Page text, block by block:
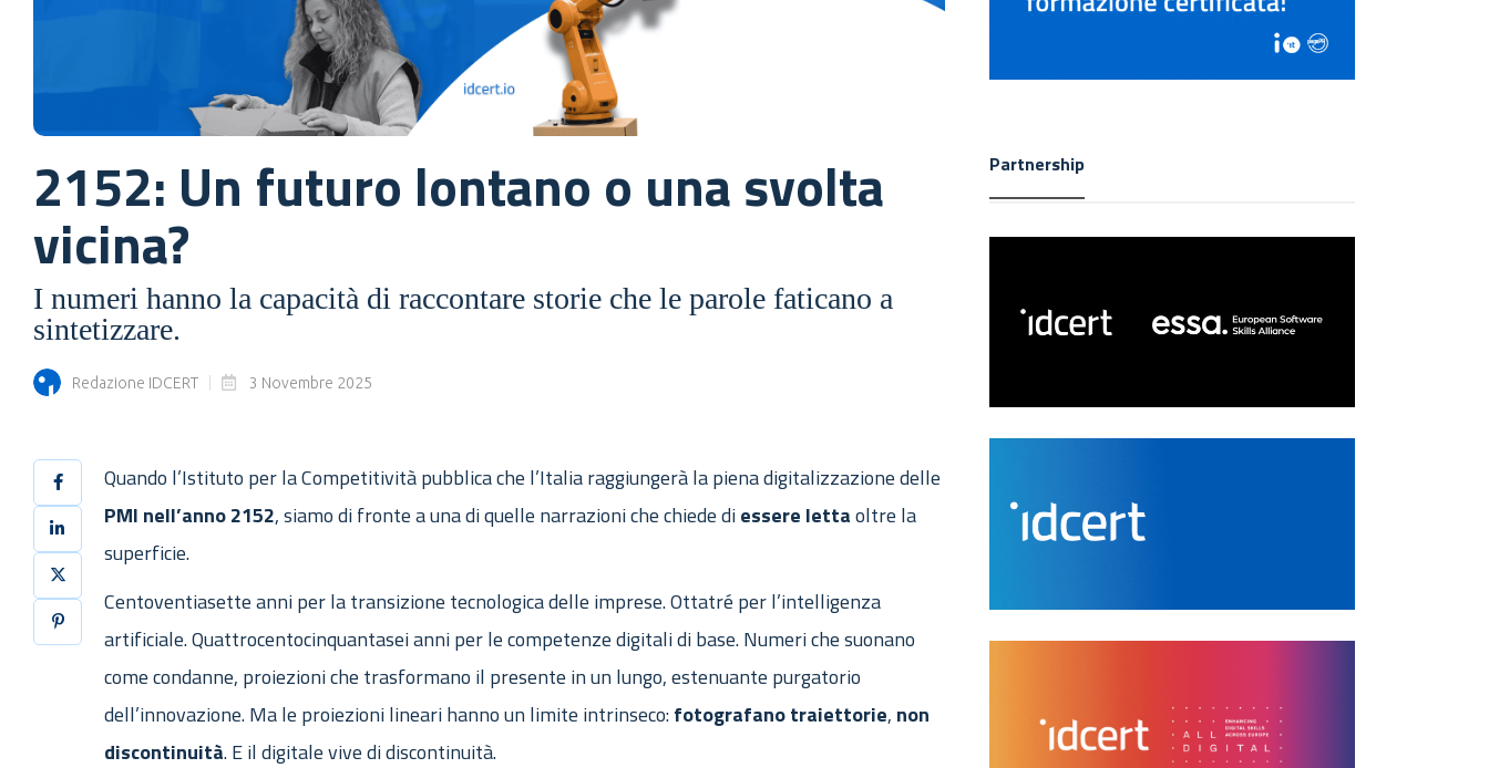
2152: Un futuro lontano o una svolta
vicina?
I numeri hanno la capacità di raccontare storie che le parole faticano a
sintetizzare.
Redazione IDCERT 3 Novembre 2025
Quando l’Istituto per la Competitività pubblica che l’Italia raggiungerà la piena digitalizzazione delle
PMI nell’anno 2152, siamo di fronte a una di quelle narrazioni che chiede diessere lettaoltre la
superficie.
Centoventiasette anni per la transizione tecnologica delle imprese. Ottatré per l’intelligenza
artificiale. Quattrocentocinquantasei anni per le competenze digitali di base. Numeri che suonano
come condanne, proiezioni che trasformano il presente in un lungo, estenuante purgatorio
dell’innovazione. Ma le proiezioni lineari hanno un limite intrinseco:fotografanotraiettorie, non
discontinuità. E il digitale vive di discontinuità.
Partnership